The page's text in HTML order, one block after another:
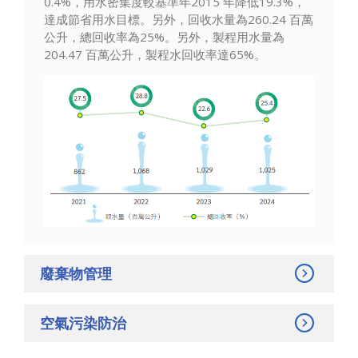
達成節省用水目標。另外，回收水量為260.24 百萬
公升，總回收率為25%。另外，製程用水量為
204.47 百萬公升，製程水回收率達65%。
廢棄物管理
空氣污染防治